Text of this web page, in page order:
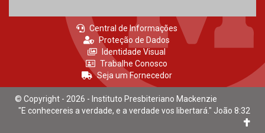
Central de Informações
Proteção de Dados
Identidade Visual
Trabalhe Conosco
Seja um Fornecedor
© Copyright - 2026 - Instituto Presbiteriano Mackenzie
"E conhecereis a verdade, e a verdade vos libertará." João 8:32